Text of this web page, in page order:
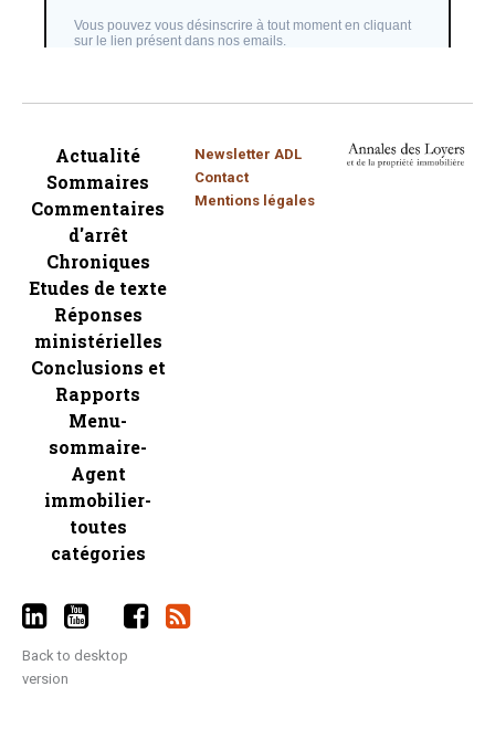
Actualité
Sommaires
Commentaires
d'arrêt
Chroniques
Etudes de texte
Réponses
ministérielles
Conclusions et
Rapports
Menu-
sommaire-
Agent
immobilier-
toutes
catégories
Newsletter ADL
Contact
Mentions légales
Back to desktop
version